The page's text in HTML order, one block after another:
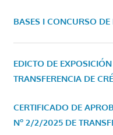
BASES I CONCURSO
EDICTO DE
TRANSFERENCIA DE
CERTIFICADO DE
Nº 2/2/2025 DE